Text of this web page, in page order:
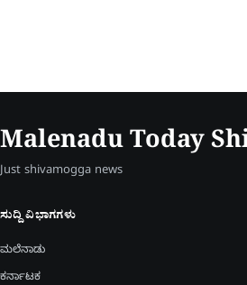
Malenadu Today
Just shivamogga news
ಸುದ್ದಿ ವಿಭಾಗಗಳು
ಮಲೆನಾಡು
ಕರ್ನಾಟಕ